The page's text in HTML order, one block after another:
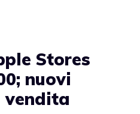
Stores
nuovi